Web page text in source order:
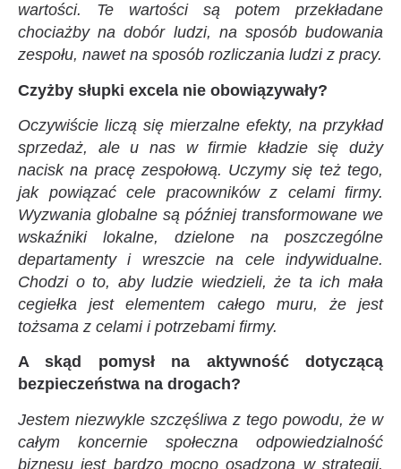
wartości. Te wartości są potem przekładane
chociażby na dobór ludzi, na sposób budowania
zespołu, nawet na sposób rozliczania ludzi z pracy.
Czyżby słupki excela nie obowiązywały?
Oczywiście liczą się mierzalne efekty, na przykład
sprzedaż, ale u nas w firmie kładzie się duży
nacisk na pracę zespołową. Uczymy się też tego,
jak powiązać cele pracowników z celami firmy.
Wyzwania globalne są później transformowane we
wskaźniki lokalne, dzielone na poszczególne
departamenty i wreszcie na cele indywidualne.
Chodzi o to, aby ludzie wiedzieli, że ta ich mała
cegiełka jest elementem całego muru, że jest
tożsama z celami i potrzebami firmy.
A skąd pomysł na aktywność dotyczącą
bezpieczeństwa na drogach?
Jestem niezwykle szczęśliwa z tego powodu, że w
całym koncernie społeczna odpowiedzialność
biznesu jest bardzo mocno osadzona w strategii.